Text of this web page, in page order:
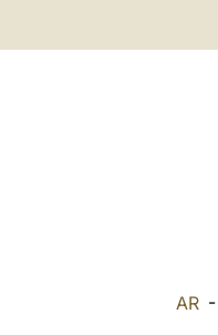
AR -